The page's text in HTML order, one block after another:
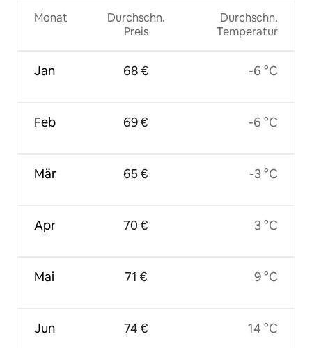
Monat
Jan
Feb
Mär
Apr
Mai
Jun
Durchschn.
Preis
68 €
69 €
65 €
70 €
71 €
74 €
Durchschn.
Temperatur
-6 °C
-6 °C
-3 °C
3 °C
9 °C
14 °C